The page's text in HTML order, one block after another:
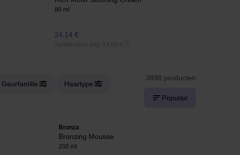
80 ml
24,14 €
Aanbevolen prijs 33,60 €
Geurfamilie Haartype
3898 producten
Populair
Bronza
Bronzing Mousse
200 ml